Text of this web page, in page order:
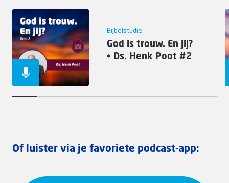
Bijbelstudie
God is trouw. En jij?
• Ds. Henk Poot #2
Of luister via je favoriete podcast-app: